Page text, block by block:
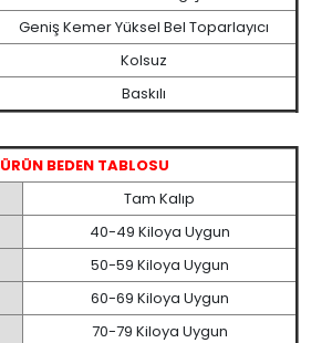
Geniş Kemer Yüksel Bel Toparlayıcı
Kolsuz
Baskılı
ÜRÜN BEDEN TABLOSU
Tam Kalıp
40-49 Kiloya Uygun
50-59 Kiloya Uygun
60-69 Kiloya Uygun
70-79 Kiloya Uygun